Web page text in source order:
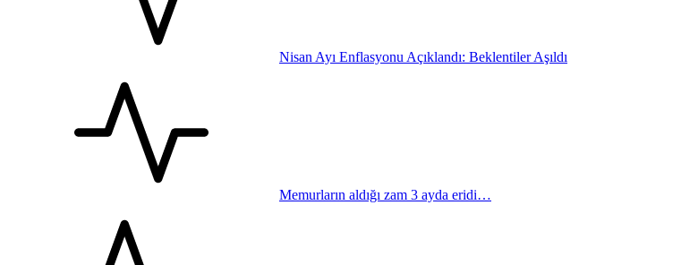
Nisan Ayı Enflasyonu Açıklandı: Beklentiler Aşıldı
Memurların aldığı zam 3 ayda eridi…